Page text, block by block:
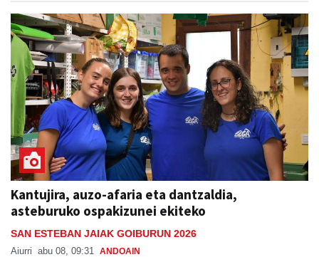
Kantujira, auzo-afaria eta dantzaldia,
asteburuko ospakizunei ekiteko
SAN ESTEBAN JAIAK GOIBURUN 2026
Aiurri abu 08, 09:31 ANDOAIN